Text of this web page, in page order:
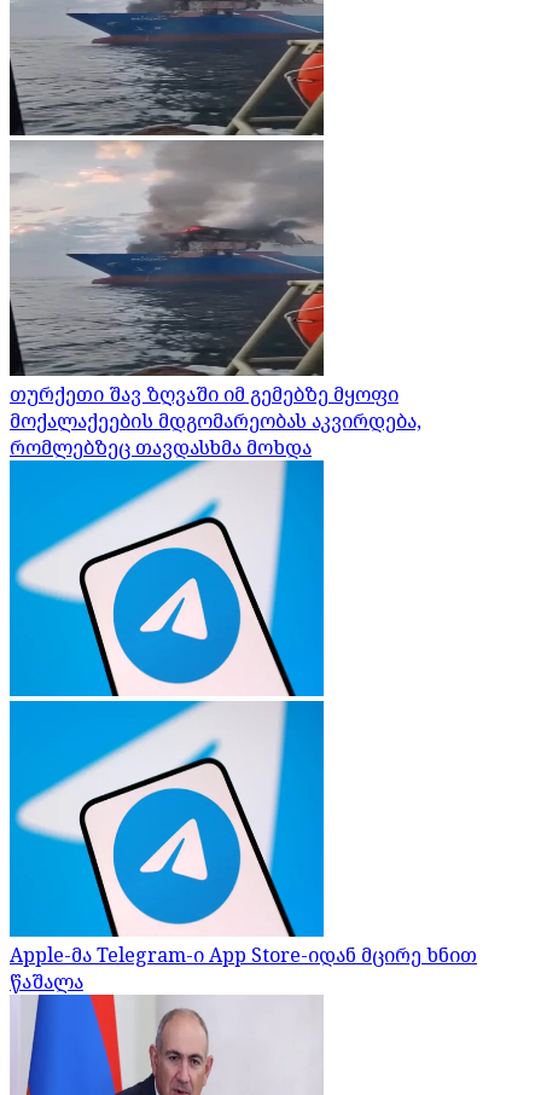
თურქეთი შავ ზღვაში იმ გემებზე მყოფი
მოქალაქეების მდგომარეობას აკვირდება,
რომლებზეც თავდასხმა მოხდა
Apple-მა Telegram-ი App Store-იდან მცირე ხნით
წაშალა